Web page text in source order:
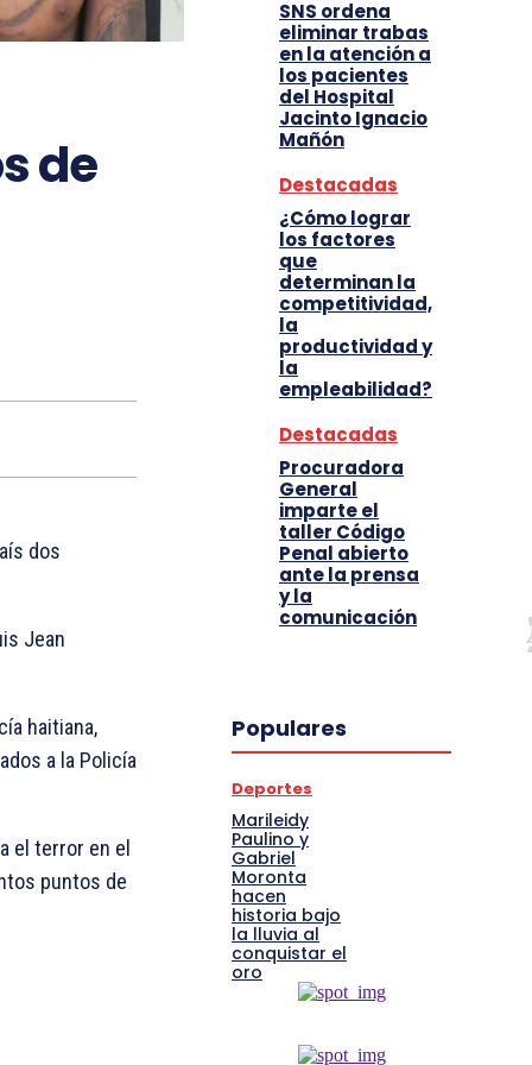
de
dos
Jean
haitiana,
a la Policía
el terror en el
puntos de
SNS ordena
eliminar trabas
en la atención a
los pacientes
del Hospital
Jacinto Ignacio
Mañón
Destacadas
¿Cómo lograr
los factores
que
determinan la
competitividad,
la
productividad y
la
empleabilidad?
Destacadas
Procuradora
General
imparte el
taller Código
Penal abierto
ante la prensa
y la
comunicación
Populares
Deportes
Marileidy
Paulino y
Gabriel
Moronta
hacen
historia bajo
la lluvia al
conquistar el
oro